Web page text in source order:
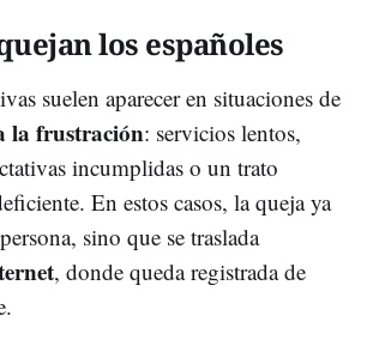
los españoles
suelen aparecer en situaciones de
la frustración: servicios lentos,
incumplidas o un trato
En estos casos, la queja ya
sino que se traslada
, donde queda registrada de